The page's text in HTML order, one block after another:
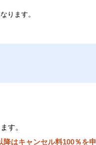
ります。
す。
降はキャンセル料100％を申